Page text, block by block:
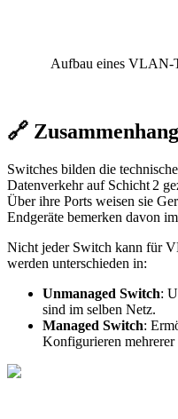
Aufbau eines VLAN-
🔗
Switches bilden die
Datenverkehr auf Schicht 2
Über ihre Ports weisen sie
Endgeräte bemerken davon
Nicht jeder Switch kann für
werden unterschieden in:
Unmanaged Switch:
sind im selben Netz.
Managed Switch:
Konfigurieren